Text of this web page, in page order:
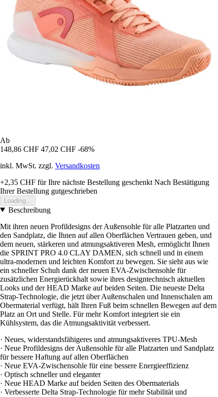
Ab
148,86 CHF 47,02 CHF -68%
inkl. MwSt. zzgl. Versandkosten
+2,35 CHF für Ihre nächste Bestellung geschenkt Nach Bestätigung
Ihrer Bestellung gutgeschrieben
Loading...
Beschreibung
Mit ihren neuen Profildesigns der Außensohle für alle Platzarten und
den Sandplatz, die Ihnen auf allen Oberflächen Vertrauen geben, und
dem neuen, stärkeren und atmungsaktiveren Mesh, ermöglicht Ihnen
die SPRINT PRO 4.0 CLAY DAMEN, sich schnell und in einem
ultra-modernen und leichten Komfort zu bewegen. Sie sieht aus wie
ein schneller Schuh dank der neuen EVA-Zwischensohle für
zusätzlichen Energierückhalt sowie ihres designtechnisch aktuellen
Looks und der HEAD Marke auf beiden Seiten. Die neueste Delta
Strap-Technologie, die jetzt über Außenschalen und Innenschalen am
Obermaterial verfügt, hält Ihren Fuß beim schnellen Bewegen auf dem
Platz an Ort und Stelle. Für mehr Komfort integriert sie ein
Kühlsystem, das die Atmungsaktivität verbessert.
· Neues, widerstandsfähigeres und atmungsaktiveres TPU-Mesh
· Neue Profildesigns der Außensohle für alle Platzarten und Sandplatz
für bessere Haftung auf allen Oberflächen
· Neue EVA-Zwischensohle für eine bessere Energieeffizienz
· Optisch schneller und eleganter
· Neue HEAD Marke auf beiden Seiten des Obermaterials
· Verbesserte Delta Strap-Technologie für mehr Stabilität und